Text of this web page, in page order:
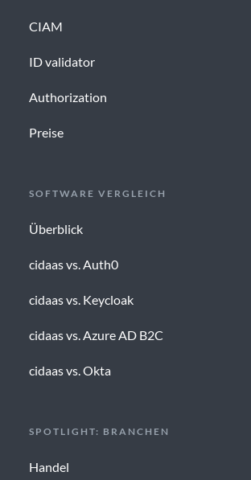
CIAM
ID validator
Authorization
Preise
SOFTWARE VERGLEICH
Überblick
cidaas vs. Auth0
cidaas vs. Keycloak
cidaas vs. Azure AD B2C
cidaas vs. Okta
SPOTLIGHT: BRANCHEN
Handel